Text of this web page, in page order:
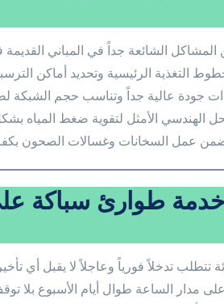
الشائعة جداً في المباني
التغذية الرئيسية وتحديد أماكن
جودة عالية جداً وتناسب حجم
الهندسي الأمثل لتقوية ضغط المياه
عمل السخانات وغسالات الصحون
خدمة طوارئ سباكة
تتطلب تدخلاً فورياً وعاجلاً لا يقبل أي
مدار الساعة طوال أيام الأسبوع بلا